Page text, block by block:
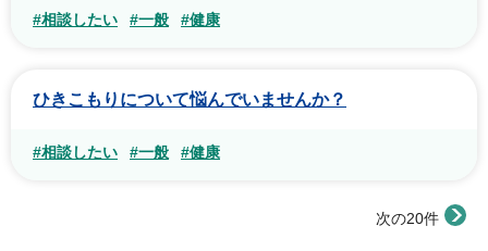
#相談したい #一般 #健康
ひきこもりについて悩んでいませんか？
#相談したい #一般 #健康
次の20件